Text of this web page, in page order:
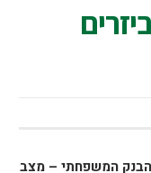
הבנק המשפחתי – מצב